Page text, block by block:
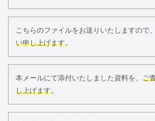
こちらのファイルをお送りいたしますので、
い申し上げます。
本メールにて添付いたしました資料を、 ご
し上げます。